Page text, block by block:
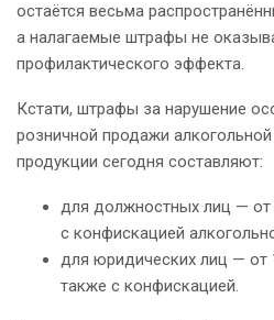
остаётся весьма
а налагаемые штрафы не
профилактического эффекта.
Кстати, штрафы за нарушение
розничной продажи
продукции сегодня составляют:
для должностных лиц — от
с конфискацией
для юридических лиц — от
также с конфискацией.